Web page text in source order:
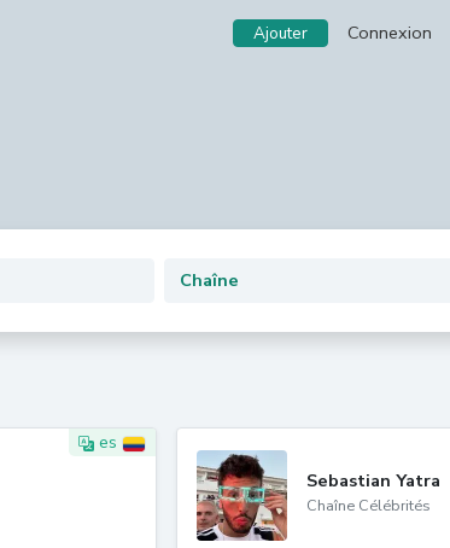
Ajouter Connexion
es
Sebastian Yatra
Chaîne Célébrités